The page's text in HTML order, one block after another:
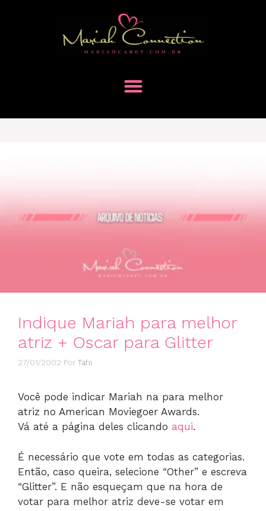
Indique Mariah para melhor
atriz + Oscar para Glitter
27/01/2002 Por Tahi
Você pode indicar Mariah na para melhor
atriz no American Moviegoer Awards.
Vá até a página deles clicando aqui.
É necessário que vote em todas as categorias.
Então, caso queira, selecione “Other” e escreva
“Glitter”. E não esqueçam que na hora de
votar para melhor atriz deve-se votar em